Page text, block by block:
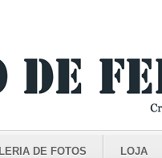
DE FOTOS LOJA